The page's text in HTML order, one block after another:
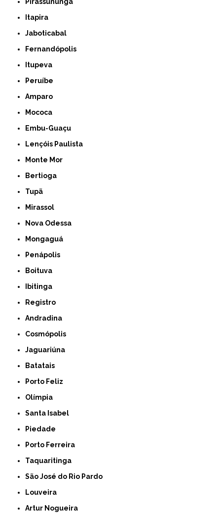
Itapira
Jaboticabal
Fernandópolis
Itupeva
Peruíbe
Amparo
Mococa
Embu-Guaçu
Lençóis Paulista
Monte Mor
Bertioga
Tupã
Mirassol
Nova Odessa
Mongaguá
Penápolis
Boituva
Ibitinga
Registro
Andradina
Cosmópolis
Jaguariúna
Batatais
Porto Feliz
Olímpia
Santa Isabel
Piedade
Porto Ferreira
Taquaritinga
São José do Rio Pardo
Louveira
Artur Nogueira